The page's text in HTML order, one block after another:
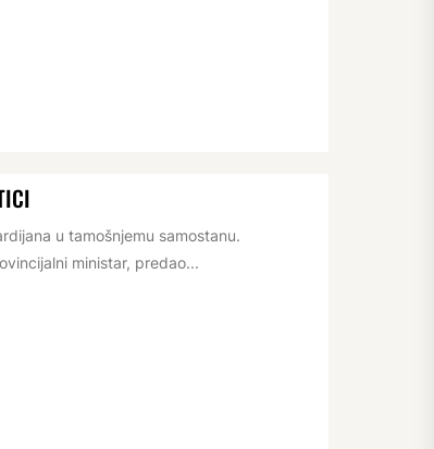
u tamošnjemu samostanu.
ministar, predao...